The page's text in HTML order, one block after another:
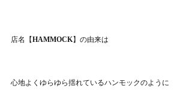
店名【HAMMOCK】の由来は
心地よくゆらゆら揺れているハンモックのように